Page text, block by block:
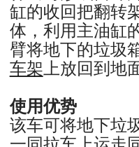
缸的收回把翻转
体，利用主油缸
臂将地下的垃圾
车架上放回到地面
使用优势
该车可将地下垃